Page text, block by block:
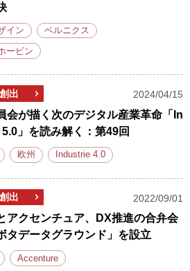
イン ベルニクス
ービン
出 2024/04/15
会が描く次のデジタル産業革命「In
」を読み解く：第49回
欧州 Industrie 4.0
出 2022/09/01
アクセンチュア、DX推進の合弁会
タデータグラウンド」を設立
Accenture